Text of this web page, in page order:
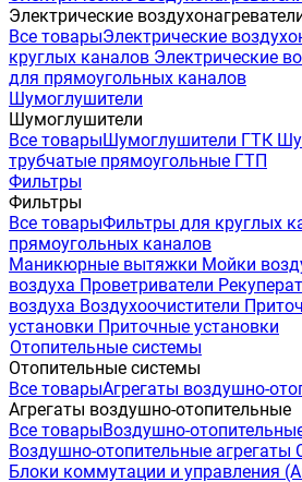
Электрические
Все товарыЭлектрические
круглых каналов Электрические
для прямоугольных каналов
Шумоглушители
Шумоглушители
Все товарыШумоглушители ГТК
трубчатые прямоугольные ГТП
Фильтры
Фильтры
Все товарыФильтры для круглых
прямоугольных каналов
Маникюрные вытяжки Мойки
воздуха Проветриватели
воздуха Воздухоочистители
установки Приточные установки
Отопительные системы
Отопительные системы
Все товарыАгрегаты воздушно-
Агрегаты воздушно-отопительные
Все товарыВоздушно-
Воздушно-отопительные агрегаты
Блоки коммутации и управления